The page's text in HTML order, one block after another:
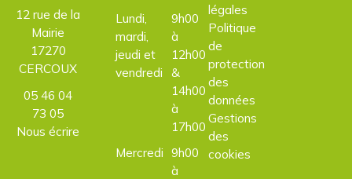
12 rue de la
Mairie
17270
CERCOUX
05 46 04
73 05
Nous écrire
Lundi,
mardi,
jeudi et
vendredi
9h00
à
12h00
&
14h00
à
17h00
Mercredi 9h00
à
légales
Politique
de
protection
des
données
Gestions
des
cookies